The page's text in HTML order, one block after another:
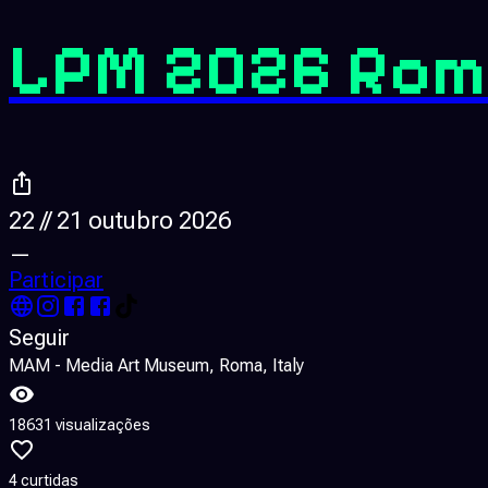
LPM 2026
22 // 21 outubro 2026
—
Participar
Seguir
MAM - Media Art Museum, Roma, Italy
18631 visualizações
4 curtidas